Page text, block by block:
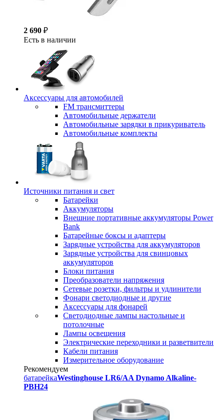
2 690 ₽
Есть в наличии
Аксессуары для автомобилей
FM трансмиттеры
Автомобильные держатели
Автомобильные зарядки в прикуриватель
Автомобильные комплекты
Источники питания и свет
Батарейки
Аккумуляторы
Внешние портативные аккумуляторы Power
Bank
Батарейные боксы и адаптеры
Зарядные устройства для аккумуляторов
Зарядные устройства для свинцовых
аккумуляторов
Блоки питания
Преобразователи напряжения
Сетевые розетки, фильтры и удлинители
Фонари светодиодные и другие
Аксессуары для фонарей
Светодиодные лампы настольные и
потолочные
Лампы освещения
Электрические переходники и разветвители
Кабели питания
Измерительное оборудование
Рекомендуем
батарейкаWestinghouse LR6/AA Dynamo Alkaline-
PBH24